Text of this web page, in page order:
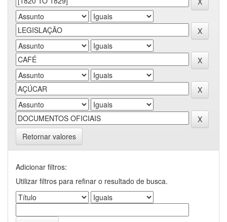
Retornar valores
Adicionar filtros:
Utilizar filtros para refinar o resultado de busca.